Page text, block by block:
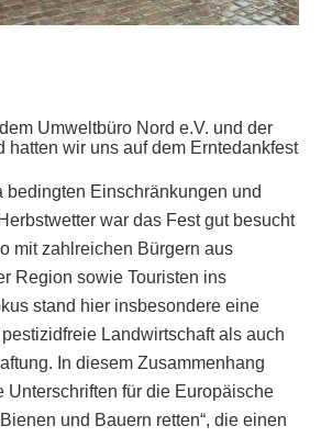
Umweltbüro Nord e.V. und der
hatten wir uns auf dem Erntedankfest
bedingten Einschränkungen und
war das Fest gut besucht
mit zahlreichen Bürgern aus
Region sowie Touristen ins
stand hier insbesondere eine
Landwirtschaft als auch
In diesem Zusammenhang
Unterschriften für die Europäische
und Bauern retten“, die einen